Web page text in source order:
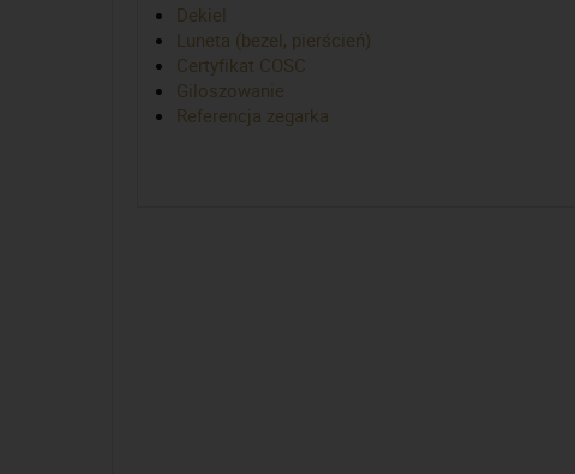
Dekiel
Luneta (bezel, pierścień)
Certyfikat COSC
Giloszowanie
Referencja zegarka